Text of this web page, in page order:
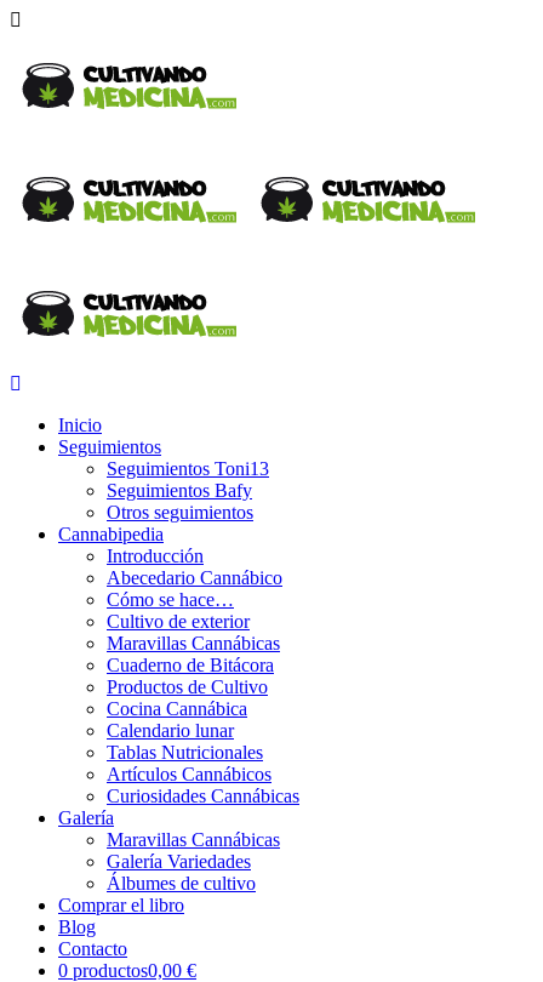
Inicio
Seguimientos
Seguimientos Toni13
Seguimientos Bafy
Otros seguimientos
Cannabipedia
Introducción
Abecedario Cannábico
Cómo se hace…
Cultivo de exterior
Maravillas Cannábicas
Cuaderno de Bitácora
Productos de Cultivo
Cocina Cannábica
Calendario lunar
Tablas Nutricionales
Artículos Cannábicos
Curiosidades Cannábicas
Galería
Maravillas Cannábicas
Galería Variedades
Álbumes de cultivo
Comprar el libro
Blog
Contacto
0 productos0,00 €